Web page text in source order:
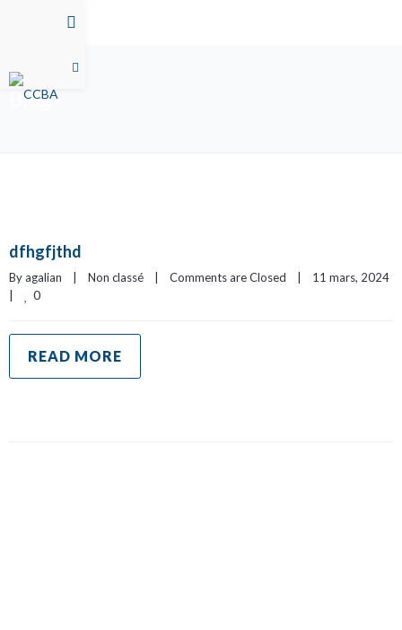
Blog
dfhgfjthd
By agalian Non classé Comments are Closed
0
READ MORE